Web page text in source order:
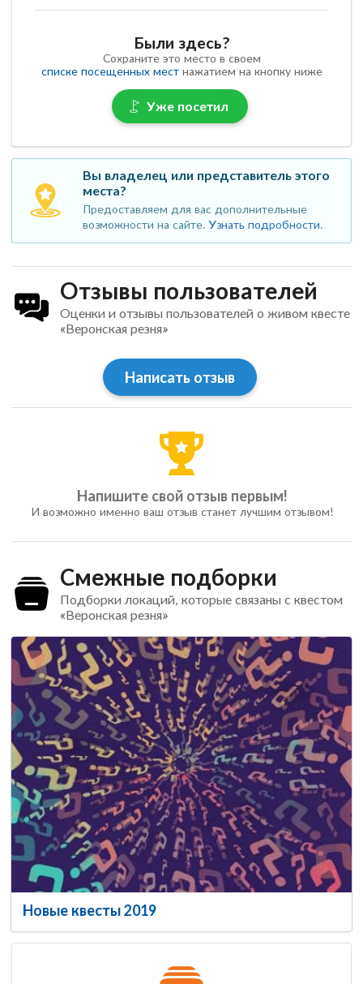
Были здесь?
Сохраните это место в своем
списке посещенных местнажатием на кнопку ниже
Уже посетил
Вы владелец или представитель этого
места?
Предоставляем для вас дополнительные
возможности на сайте.Узнать подробности.
Отзывы пользователей
Оценки и отзывы пользователей о живом квесте
«Веронская резня»
Написать отзыв
Напишите свой отзыв первым!
И возможно именно ваш отзыв станет лучшим отзывом!
Смежные подборки
Подборки локаций, которые связаны с квестом
«Веронская резня»
Новые квесты 2019